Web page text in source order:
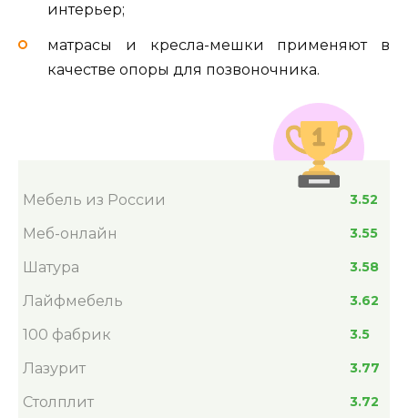
интерьер;
матрасы и кресла-мешки применяют в
качестве опоры для позвоночника.
Мебель из России 3.52
Меб-онлайн 3.55
Шатура 3.58
Лайфмебель 3.62
100 фабрик 3.5
Лазурит 3.77
Столплит 3.72